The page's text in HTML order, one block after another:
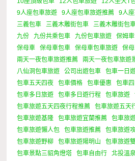
9人座包車旅遊
9人座包車旅遊推薦 9人
三義包車
三義木雕街包車 三義木雕街包
九份
九份共乘包車 九份包車旅遊 保姆
保母車
保母車包車 保母車包車旅遊 保
兩天一夜包車旅遊推薦
兩天一夜包車旅遊
八仙洞包車旅遊
公司出遊包車 包車一日
包車五天四夜
包車價格 包車優惠 包車
包車多日旅遊
包車多日遊行程 包車旅遊
包車旅遊五天四夜行程推薦
包車旅遊五天
包車旅遊基隆
包車旅遊宜蘭推薦
包車旅
包車旅遊懶人包
包車旅遊推薦 包車旅遊
包車旅遊野柳
包車旅遊陽明山 包車旅遊
包車景點三貂角燈塔
包車自由行 北投溫